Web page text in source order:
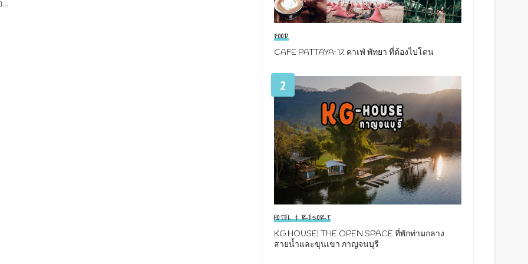
FOOD
CAFE PATTAYA: 12 คาเฟ่ พัทยา ที่ต้องไปโดน
2
HOTEL & RESORT
KG HOUSE| THE OPEN SPACE ที่พักท่ามกลาง
สายน้ำและขุนเขา กาญจนบุรี